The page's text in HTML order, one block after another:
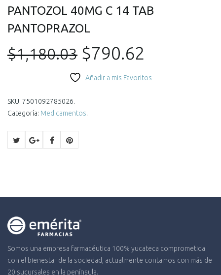
PANTOZOL 40MG C 14 TAB
PANTOPRAZOL
$1,180.03 El
precio
$790.62
precio
Añadir a mis Favoritos
SKU: 7501092785026.
Categoría: Medicamentos.
Somos una empresa farmacéutica 100% yucateca comprometida
con el bienestar de la sociedad, actualmente contamos con más de
20 sucursales en la península.